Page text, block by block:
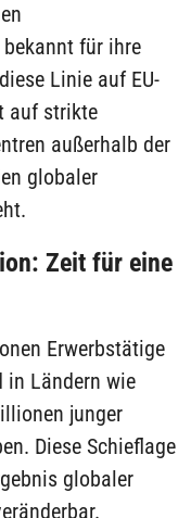
für ihre
Linie auf EU-
auf strikte
außerhalb der
globaler
Zeit für eine
Erwerbstätige
in Ländern wie
junger
Diese Schieflage
globaler